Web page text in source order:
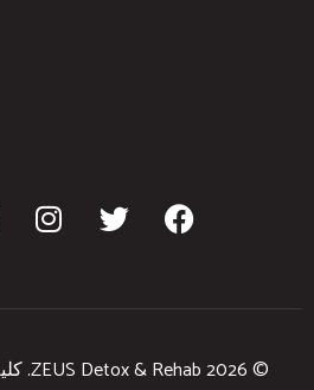
© 2026 ZEUS Detox & Rehab. کلیه حقوق محفوظ است.